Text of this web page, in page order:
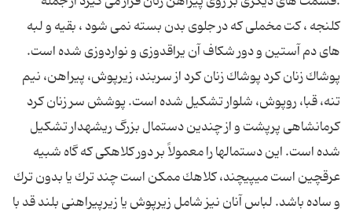
كلنجه ، كت مخملی كه در جلوی بدن بسته نمی شود ، بقیه و لبه
های دم آستین و دور شكاف آن یراقدوزی و نواردوزی شده است.
پوشاك زنان كرد پوشاك زنان كرد از سربند، زیرپوش، پیراهن، نیم
تنه، قبا، روپوش، شلوار تشكیل شده است. پوشش سر زنان كرد
كرمانشاهى پرپشت و از چندین دستمال بزرگ ریشه‏دار تشكیل
شده است. این دستمالها را معمولاً بر دور كلاهكى كه گاه شبیه
عرقچین است مى‏پیچند، كلاهك ممكن است چند ترك یا بدون ترك
و ساده باشد. لباس آنان نیز شامل زیرپوش یا زیرپیراهنی بلند قد با